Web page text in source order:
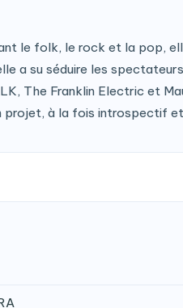
le folk, le rock et la pop,
a su séduire les
The Franklin Electric et
projet, à la fois introspectif